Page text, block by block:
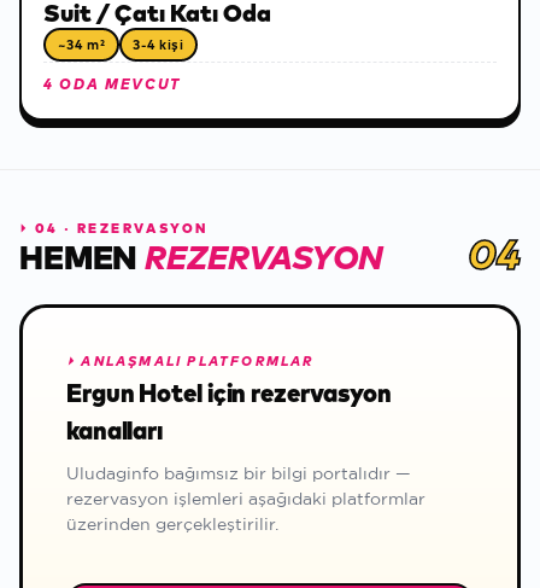
Suit / Çatı Katı Oda
~34 m² 3-4 kişi
4 ODA MEVCUT
⏵ 04 · REZERVASYON
HEMENREZERVASYON 04
⏵ANLAŞMALI PLATFORMLAR
Ergun Hotel için rezervasyon
kanalları
Uludaginfo bağımsız bir bilgi portalıdır —
rezervasyon işlemleri aşağıdaki platformlar
üzerinden gerçekleştirilir.